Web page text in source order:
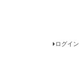
ログイン